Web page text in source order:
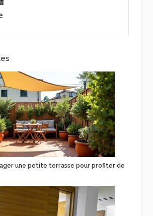
une petite terrasse pour profiter de